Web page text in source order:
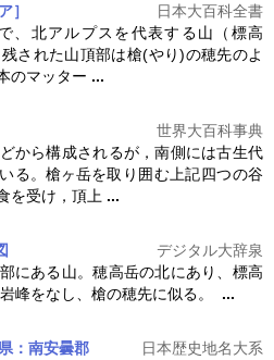
］
日本大百科全書
、北アルプスを代表する山（標高
された山頂部は槍(やり)の穂先のよ
のマッター ...
世界大百科事典
から構成されるが，南側には古生代
る。 槍ヶ岳を取り囲む上記四つの谷
を受け，頂上 ...
デジタル大辞泉
にある山。穂高岳の北にあり、標高
峰をなし、槍の穂先に似る。 ...
：南安曇郡
日本歴史地名大系